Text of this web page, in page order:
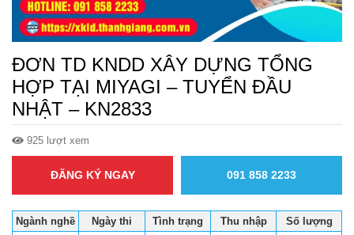
ĐƠN TD KNDD XÂY DỰNG TỔNG
HỢP TẠI MIYAGI – TUYỂN ĐẦU
NHẬT – KN2833
925 lượt xem
ĐĂNG KÝ NGAY 091 858 2233
Ngành nghề Ngày thi Tình trạng Thu nhập Số lượng